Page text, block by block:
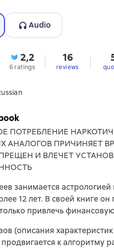
Audio
2,2
6 ratings
16
reviews
ПОТРЕБЛЕНИЕ
АНАЛОГОВ ПРИЧИНЯЕТ
И ВЛЕЧЕТ
занимается
12 лет. В своей книге
привлечь
(описания
к алгоритму